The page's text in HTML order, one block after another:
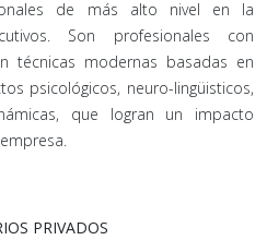
de más alto nivel en la
Son profesionales con
técnicas modernas basadas en
psicológicos, neuro-lingüisticos,
que logran un impacto
PRIVADOS